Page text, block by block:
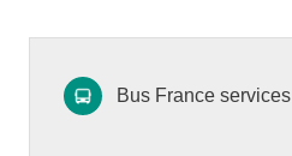
Bus France services